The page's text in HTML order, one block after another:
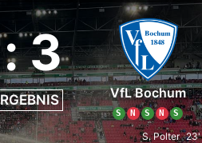
:3
VfL Bochum
S N S N S
S. Polter 23'